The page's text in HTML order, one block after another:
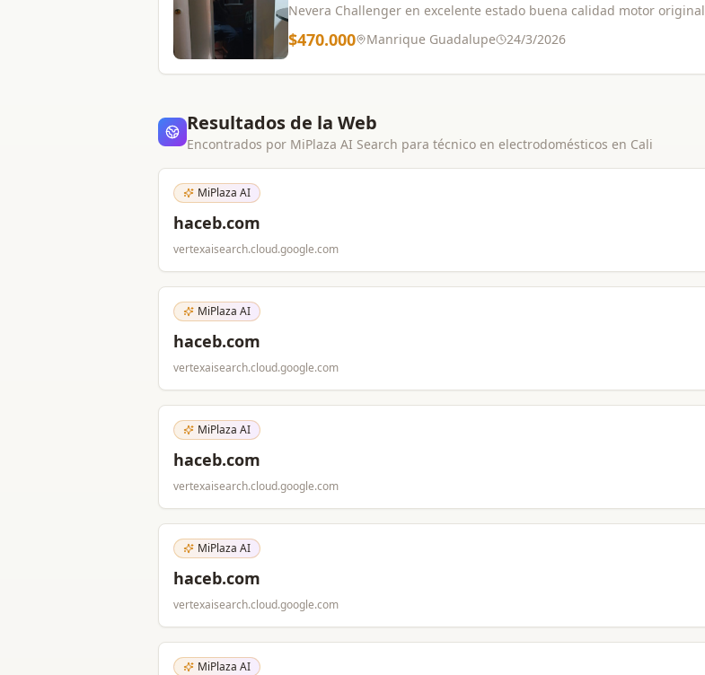
Nevera Challenger en excelente estado buena calidad motor original
$470.000 Manrique Guadalupe 24/3/2026
Resultados de la Web
Encontrados por MiPlaza AI Search para técnico en electrodomésticos en Cali
MiPlaza AI
haceb.com
vertexaisearch.cloud.google.com
MiPlaza AI
haceb.com
vertexaisearch.cloud.google.com
MiPlaza AI
haceb.com
vertexaisearch.cloud.google.com
MiPlaza AI
haceb.com
vertexaisearch.cloud.google.com
MiPlaza AI